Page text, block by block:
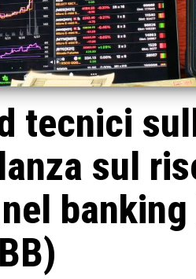
tecnici
sul